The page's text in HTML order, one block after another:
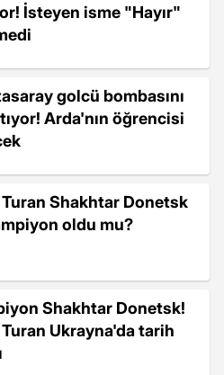
İsteyen isme "Hayır"
golcü bombasını
Arda'nın öğrencisi
Shakhtar Donetsk
oldu mu?
Shakhtar Donetsk!
Ukrayna'da tarih